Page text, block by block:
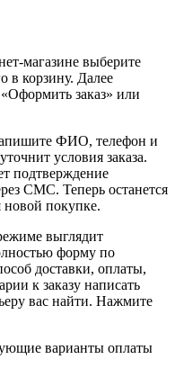
магазине выберите
в корзину. Далее
заказ» или
ФИО, телефон и
условия заказа.
подтверждение
СМС. Теперь останется
новой покупке.
выглядит
форму по
доставки, оплаты,
к заказу написать
вас найти. Нажмите
варианты оплаты